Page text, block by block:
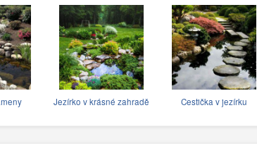
Jezírko v krásné zahradě Cestička v jezírku